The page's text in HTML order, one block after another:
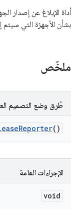
أداة الإبلاغ عن إصدار
بشأن الأجهزة التي سيتم
ملخّص
طُرق وضع التصميم
Reporter()
الإجراءات العامة
void